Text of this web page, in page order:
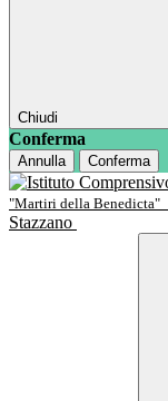
Chiudi
Conferma
Annulla
Conferma
"Martiri della Benedicta"
Stazzano